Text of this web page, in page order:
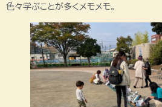
色々学ぶことが多くメモメモ。